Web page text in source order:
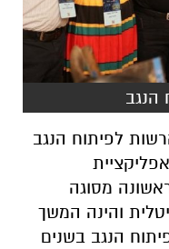
הנגב
לפיתוח הנגב
מסוגה
והינה המשך
הנגב בשנים